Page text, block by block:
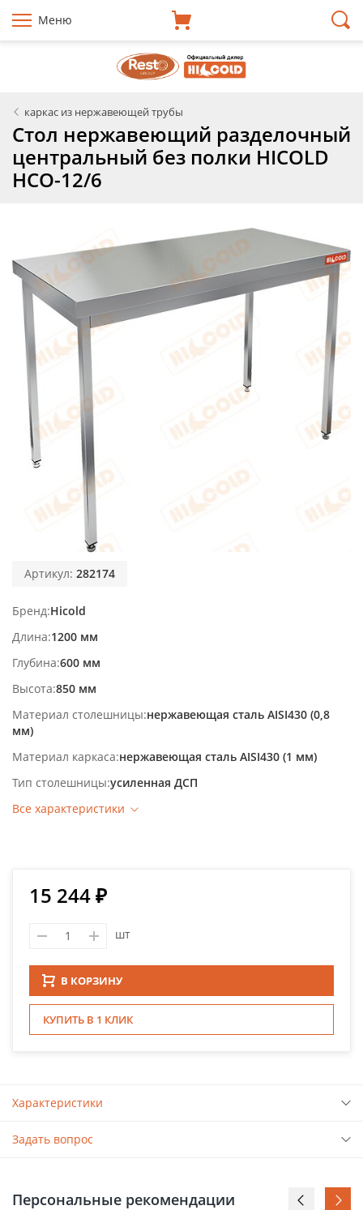
Меню
каркас из нержавеющей трубы
Стол нержавеющий разделочный
центральный без полки HICOLD
НСО-12/6
Артикул: 282174
Бренд Hicold
Длина 1200 мм
Глубина 600 мм
Высота 850 мм
Материал столешницы нержавеющая сталь AISI430 (0,8
мм)
Материал каркаса нержавеющая сталь AISI430 (1 мм)
Тип столешницы усиленная ДСП
Все характеристики
15 244 ₽
шт
В КОРЗИНУ
КУПИТЬ В 1 КЛИК
Характеристики
Задать вопрос
Персональные рекомендации